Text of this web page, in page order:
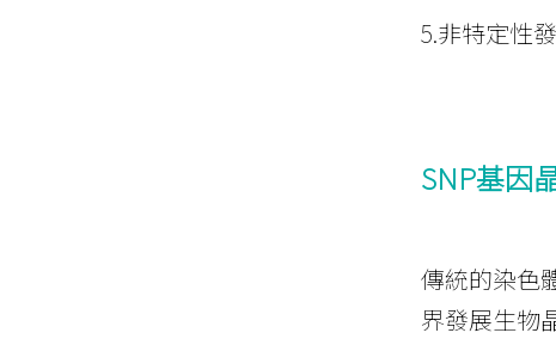
5.非特定性
SNP基因
傳統的染色
界發展生物